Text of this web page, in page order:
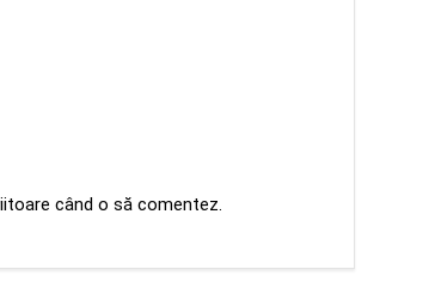
când o să comentez.